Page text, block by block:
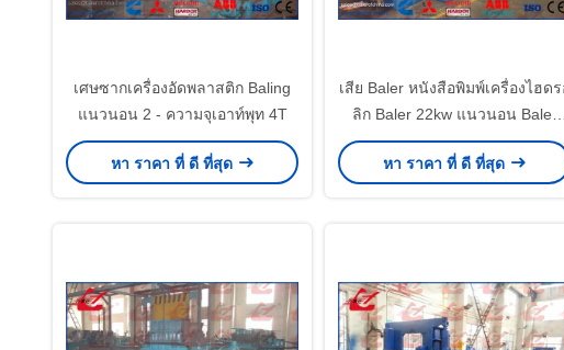
เศษซากเครื่องอัดพลาสติก Baling
แนวนอน 2 - ความจุเอาท์พุท 4T
หา ราคา ที่ ดี ที่สุด
เสีย Baler หนังสือพิมพ์เครื่องไฮดร
ลิก Baler 22kw แนวนอน Baler
กระดาษ
หา ราคา ที่ ดี ที่สุด